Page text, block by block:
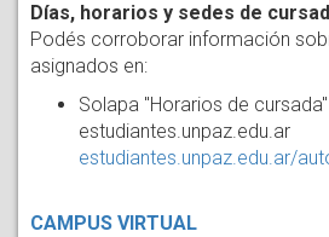
Días, horarios y sedes de
Podés corroborar información
asignados en:
Solapa "Horarios de
estudiantes.unpaz.edu.ar
estudiantes.unpaz.edu.ar/
CAMPUS VIRTUAL